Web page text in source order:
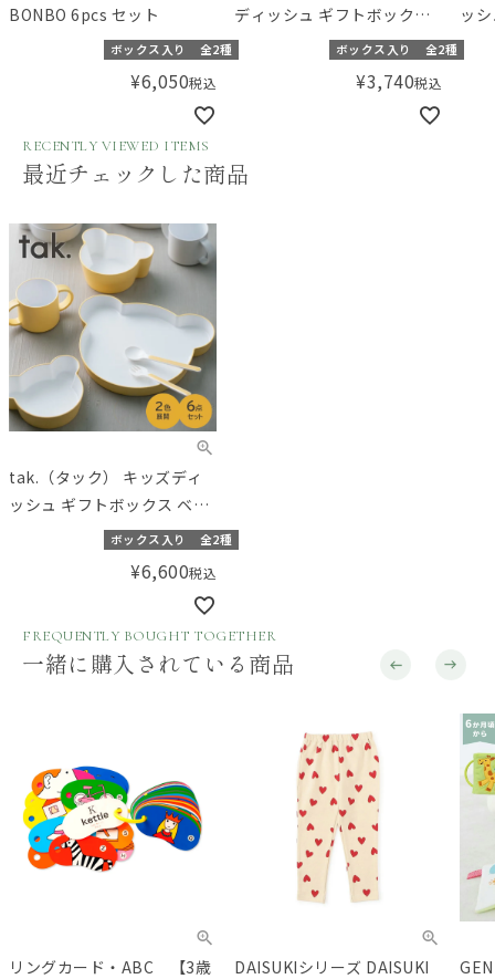
BONBO 6pcs セット
ボックス入り 全2種
¥6,050税込
ディッシュ ギフトボックス
ベアー ミニ
ボックス入り 全2種
¥3,740税込
ッ
RECENTLY VIEWED ITEMS
最近チェックした商品
tak.（タック） キッズディ
ッシュ ギフトボックス ベア
（カトラリー付き）
ボックス入り 全2種
¥6,600税込
FREQUENTLY BOUGHT TOGETHER
一緒に購入されている商品
リングカード・ABC 【3歳
DAISUKIシリーズ DAISUKI